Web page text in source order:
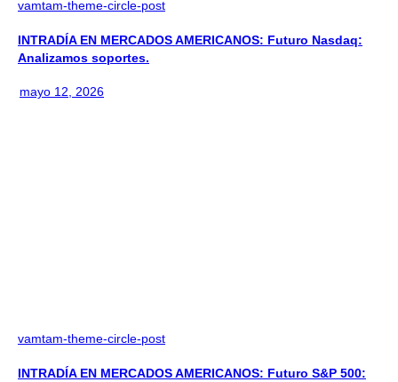
vamtam-theme-circle-post
INTRADÍA EN MERCADOS AMERICANOS: Futuro Nasdaq:
Analizamos soportes.
mayo 12, 2026
vamtam-theme-circle-post
INTRADÍA EN MERCADOS AMERICANOS: Futuro S&P 500: